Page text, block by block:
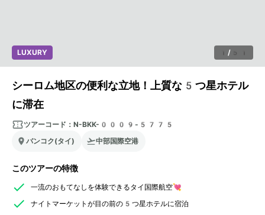
1 / 51
LUXURY
シーロム地区の便利な立地！上質な5つ星ホテル
に滞在
ツアーコード： N-BKK-0009-5775
バンコク(タイ)
中部国際空港
このツアーの特徴
一流のおもてなしを体験できるタイ国際航空💘
ナイトマーケットが目の前の5つ星ホテルに宿泊